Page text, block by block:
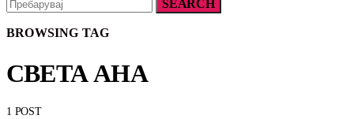
SEARCH
BROWSING TAG
СВЕТА АНА
1 POST